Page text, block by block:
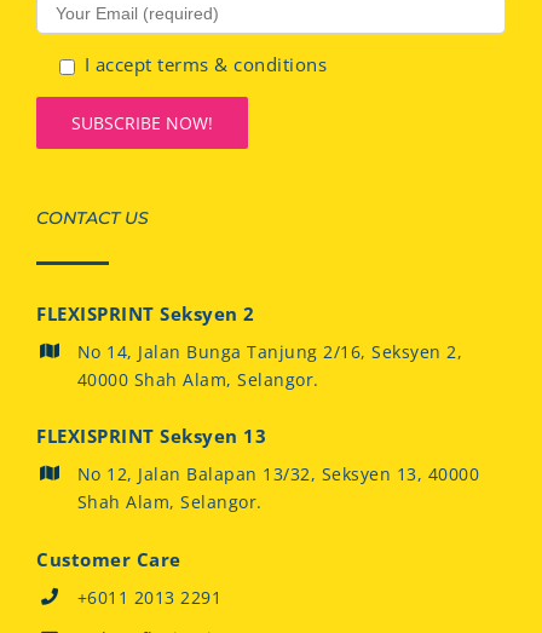
I accept terms & conditions
CONTACT US
FLEXISPRINT Seksyen 2
No 14, Jalan Bunga Tanjung 2/16, Seksyen 2,
40000 Shah Alam, Selangor.
FLEXISPRINT Seksyen 13
No 12, Jalan Balapan 13/32, Seksyen 13, 40000
Shah Alam, Selangor.
Customer Care
+6011 2013 2291